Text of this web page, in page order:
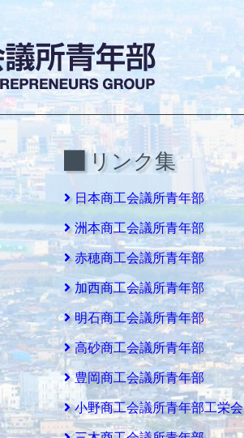
リンク集
日本商工会議所青年部
洲本商工会議所青年部
赤穂商工会議所青年部
加西商工会議所青年部
明石商工会議所青年部
高砂商工会議所青年部
豊岡商工会議所青年部
小野商工会議所青年部工栄会